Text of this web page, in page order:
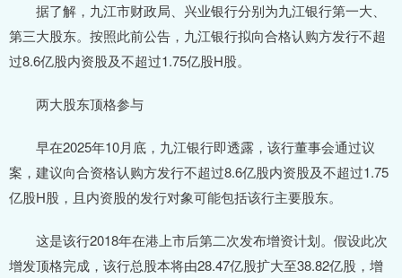
据了解，九江市财政局、兴业银行分别为九江银行第一大、
第三大股东。按照此前公告，九江银行拟向合格认购方发行不超
过8.6亿股内资股及不超过1.75亿股H股。
两大股东顶格参与
早在2025年10月底，九江银行即透露，该行董事会通过议
案，建议向合资格认购方发行不超过8.6亿股内资股及不超过1.75
亿股H股，且内资股的发行对象可能包括该行主要股东。
这是该行2018年在港上市后第二次发布增资计划。假设此次
增发顶格完成，该行总股本将由28.47亿股扩大至38.82亿股，增